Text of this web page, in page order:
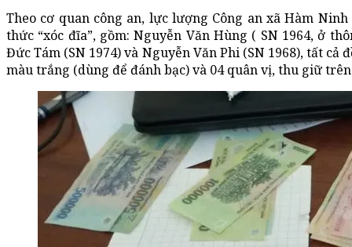
Theo cơ quan công an, lực lượng Công an xã Hàm
thức “xóc đĩa”, gồm: Nguyễn Văn Hùng ( SN 1964, ở
Đức Tám (SN 1974) và Nguyễn Văn Phi (SN 1968), tất
màu trắng (dùng để đánh bạc) và 04 quân vị, thu giữ